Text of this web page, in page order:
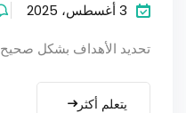
3 أغسطس، 2025
تحديد الأهداف بشكل
يتعلم أكثر